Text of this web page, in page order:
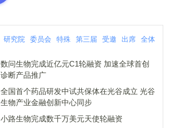
研究院 委员会 特殊 第三届 受邀 出席 全体
数问生物完成近亿元C1轮融资 加速全球首创
诊断产品推广
全国首个药品研发中试共保体在光谷成立 光谷
生物产业金融创新中心同步
小路生物完成数千万美元天使轮融资